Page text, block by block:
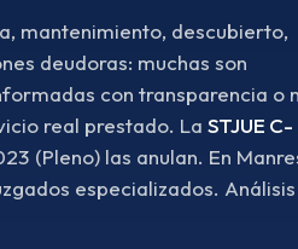
mantenimiento, descubierto,
deudoras: muchas son
con transparencia o
real prestado. La STJUE C-
(Pleno) las anulan. En
especializados. Análisis